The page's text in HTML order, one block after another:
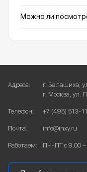
Можно ли
Адреса:
г. Балашиха,
г. Москва, ул.
Телефон: +7 (495) 513-
Почта: info@inxy.ru
Работаем: ПН-ПТ с 9.00 –